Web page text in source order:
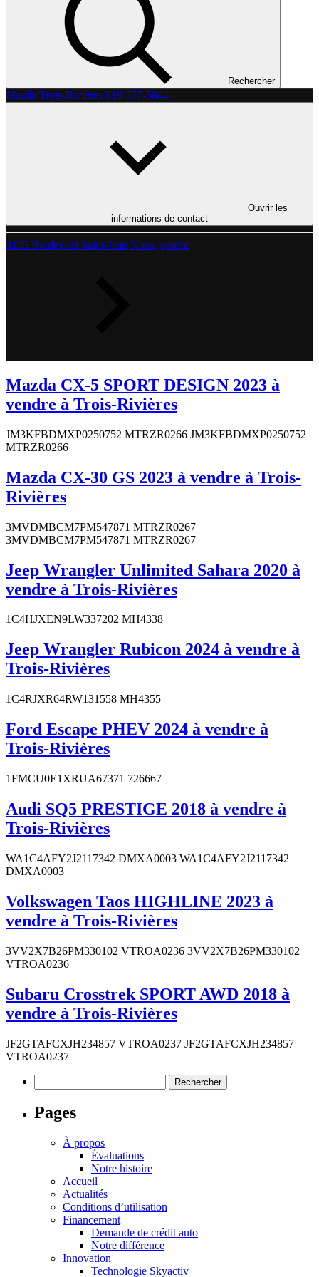
Rechercher
Mazda Trois-Rivières 819 377-5844
Ouvrir les
informations de contact
3135 Boulevard Saint-Jean Nous joindre
Mazda CX-5 SPORT DESIGN 2023 à
vendre à Trois-Rivières
JM3KFBDMXP0250752 MTRZR0266 JM3KFBDMXP0250752
MTRZR0266
Mazda CX-30 GS 2023 à vendre à Trois-
Rivières
3MVDMBCM7PM547871 MTRZR0267
3MVDMBCM7PM547871 MTRZR0267
Jeep Wrangler Unlimited Sahara 2020 à
vendre à Trois-Rivières
1C4HJXEN9LW337202 MH4338
Jeep Wrangler Rubicon 2024 à vendre à
Trois-Rivières
1C4RJXR64RW131558 MH4355
Ford Escape PHEV 2024 à vendre à
Trois-Rivières
1FMCU0E1XRUA67371 726667
Audi SQ5 PRESTIGE 2018 à vendre à
Trois-Rivières
WA1C4AFY2J2117342 DMXA0003 WA1C4AFY2J2117342
DMXA0003
Volkswagen Taos HIGHLINE 2023 à
vendre à Trois-Rivières
3VV2X7B26PM330102 VTROA0236 3VV2X7B26PM330102
VTROA0236
Subaru Crosstrek SPORT AWD 2018 à
vendre à Trois-Rivières
JF2GTAFCXJH234857 VTROA0237 JF2GTAFCXJH234857
VTROA0237
Pages
À propos
Évaluations
Notre histoire
Accueil
Actualités
Conditions d’utilisation
Financement
Demande de crédit auto
Notre différence
Innovation
Technologie Skyactiv